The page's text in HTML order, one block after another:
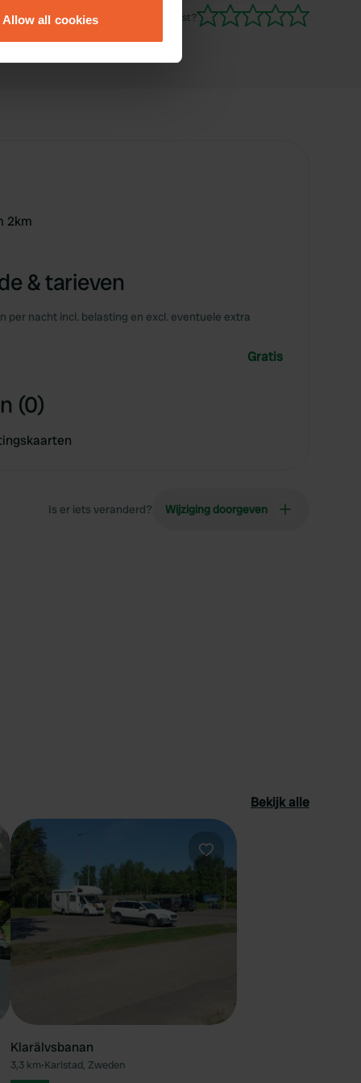
Allow all cookies Ben jij hier geweest?
2km
& tarieven
per nacht incl. belasting en excl. eventuele extra
Gratis
(0)
Is er iets veranderd? Wijziging doorgeven
Bekijk alle
Favoriet
Klarälvsbanan
3,3 km•Karlstad, Zweden